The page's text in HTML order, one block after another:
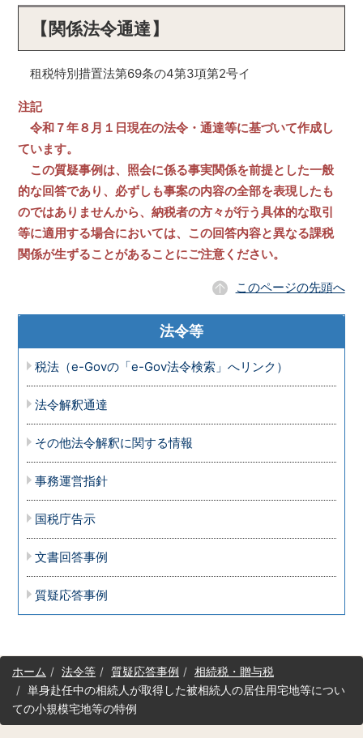
【関係法令通達】
租税特別措置法第69条の4第3項第2号イ
注記
令和７年８月１日現在の法令・通達等に基づいて作成し
ています。
この質疑事例は、照会に係る事実関係を前提とした一般
的な回答であり、必ずしも事案の内容の全部を表現したも
のではありませんから、納税者の方々が行う具体的な取引
等に適用する場合においては、この回答内容と異なる課税
関係が生ずることがあることにご注意ください。
このページの先頭へ
法令等
税法（e-Govの「e-Gov法令検索」へリンク）
法令解釈通達
その他法令解釈に関する情報
事務運営指針
国税庁告示
文書回答事例
質疑応答事例
サ
イホーム 法令等 質疑応答事例
相続税・贈与税
単身赴任中の相続人が取得した被相続人の居住用宅地等につい
ての小規模宅地等の特例